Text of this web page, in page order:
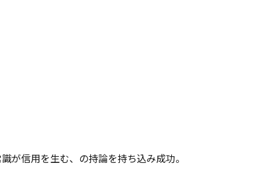
が信用を生む、の持論を持ち込み成功。